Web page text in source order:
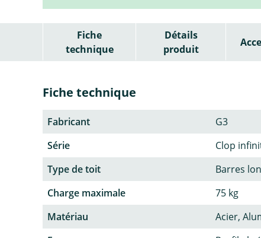
Fiche
technique
Détails
produit
Fiche technique
Fabricant
G3
Série
Clop
Type de toit
Barres
Charge maximale
75 kg
Matériau
Acier,